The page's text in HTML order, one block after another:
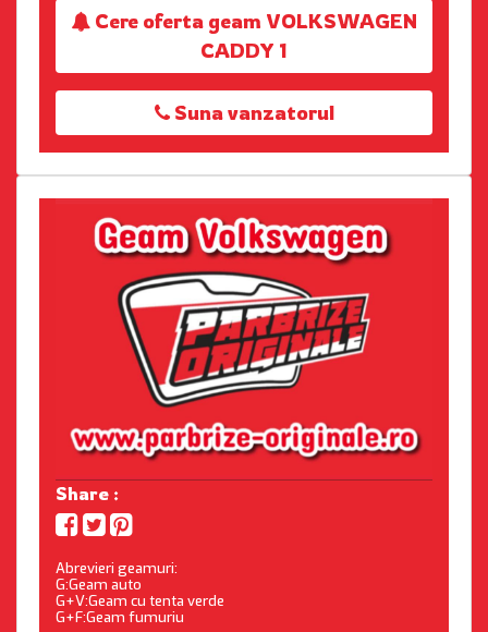
Cere oferta geam VOLKSWAGEN
CADDY 1
Suna vanzatorul
Share :
Abrevieri geamuri:
G:Geam auto
G+V:Geam cu tenta verde
G+F:Geam fumuriu